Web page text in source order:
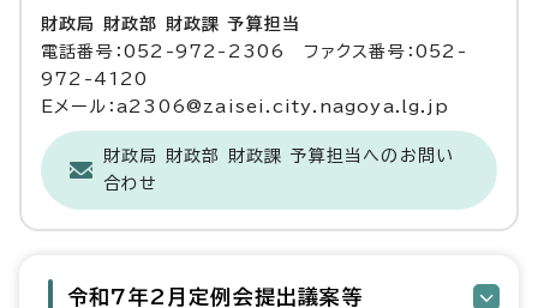
財政局 財政部 財政課 予算担当
電話番号：052-972-2306 ファクス番号：052-
972-4120
Eメール：a2306@zaisei.city.nagoya.lg.jp
財政局 財政部 財政課 予算担当へのお問い
合わせ
令和7年2月定例会提出議案等